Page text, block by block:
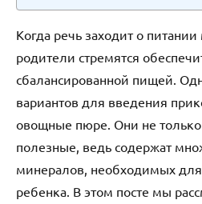
Когда речь заходит о
родители стремятся
сбалансированной пищей.
вариантов для введения
овощные пюре. Они не только
полезные, ведь содержат
минералов, необходимых для
ребенка. В этом посте мы